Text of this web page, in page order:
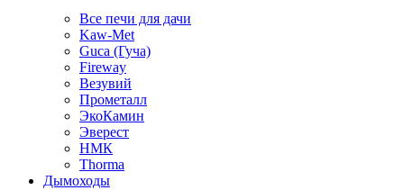
Все печи для дачи
Kaw-Met
Guca (Гуча)
Fireway
Везувий
Прометалл
ЭкоКамин
Эверест
НМК
Thorma
Дымоходы